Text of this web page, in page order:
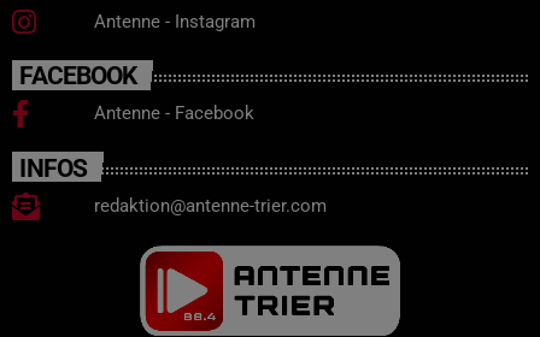
Antenne - Instagram
FACEBOOK
Antenne - Facebook
INFOS
redaktion@antenne-trier.com